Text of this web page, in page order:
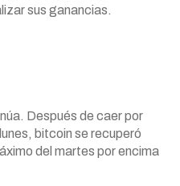
sus ganancias.
Después de caer por
bitcoin se recuperó
del martes por encima